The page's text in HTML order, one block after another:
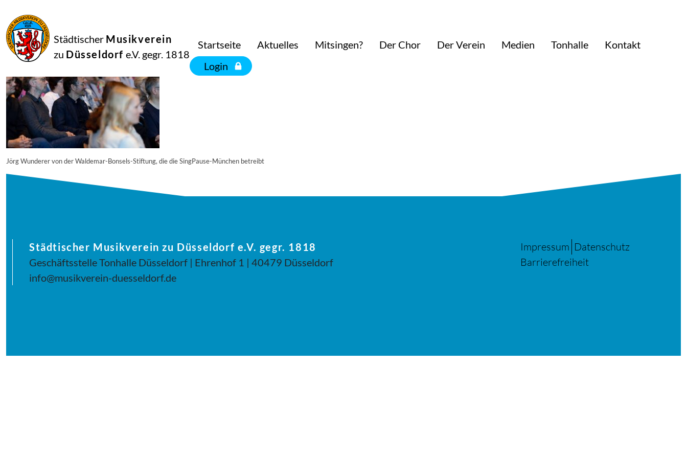
Städtischer Musikverein
zu Düsseldorf e.V. gegr. 1818
Startseite Aktuelles Mitsingen? Der Chor Der Verein Medien Tonhalle
Kontakt
Login
2025
Manfred Hill
250617_singpause_047_6489_diesner
Jörg Wunderer von der Waldemar-Bonsels-Stiftung, die die SingPause-München betreibt
Städtischer Musikverein zu Düsseldorf e.V. gegr. 1818
Geschäftsstelle Tonhalle Düsseldorf | Ehrenhof 1 | 40479 Düsseldorf
info@musikverein-duesseldorf.de
Impressum Datenschutz
Barrierefreiheit